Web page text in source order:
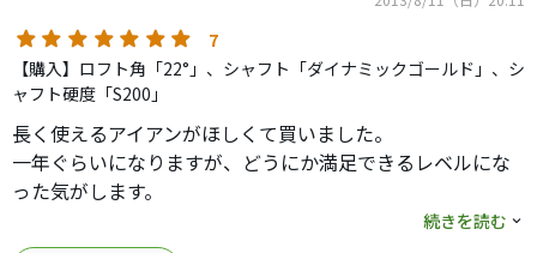
7
【購入】ロフト角「22°」、シャフト「ダイナミックゴールド」、シ
ャフト硬度「S200」
長く使えるアイアンがほしくて買いました。
一年ぐらいになりますが、どうにか満足できるレベルにな
った気がします。
皆さんがコメントしている様に、打感は最高だと思いま
続きを読む